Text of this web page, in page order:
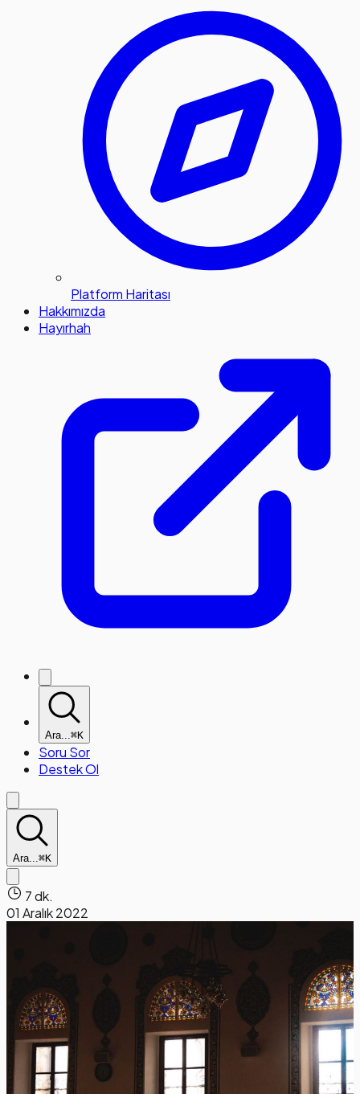
Platform Haritası
Hakkımızda
Hayırhah
Ara...⌘K
Soru Sor
Destek Ol
Ara...⌘K
7 dk.
01 Aralık 2022